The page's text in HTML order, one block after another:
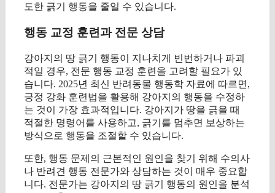
도한 긁기 행동을 줄일 수 있습니다.
행동 교정 훈련과 전문 상담
강아지의 땅 긁기 행동이 지나치게 빈번하거나 파괴
적일 경우, 전문 행동 교정 훈련을 고려할 필요가 있
습니다. 2025년 최신 반려동물 행동학 자료에 따르면,
긍정 강화 훈련법을 활용해 강아지의 행동을 수정하
는 것이 가장 효과적입니다. 강아지가 땅을 긁을 때
적절한 명령어를 사용하고, 긁기를 멈추면 보상하는
방식으로 행동을 조절할 수 있습니다.
또한, 행동 문제의 근본적인 원인을 찾기 위해 수의사
나 반려견 행동 전문가와 상담하는 것이 매우 중요합
니다. 전문가는 강아지의 땅 긁기 행동의 원인을 분석